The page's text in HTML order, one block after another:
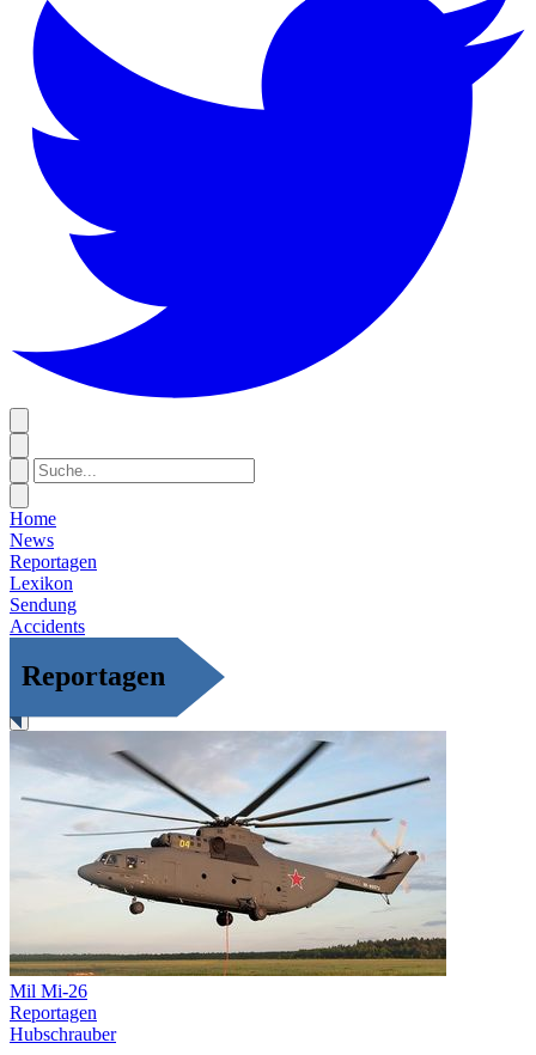
Home
News
Reportagen
Lexikon
Sendung
Accidents
Reportagen
Filter
Mil Mi-26
Reportagen
Hubschrauber